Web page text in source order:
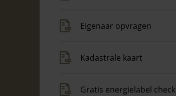
Eigenaar opvragen
Kadastrale kaart
Gratis energielabel check